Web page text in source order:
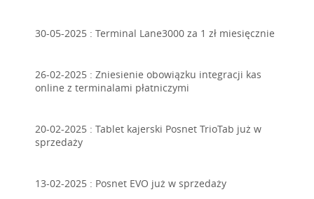
30-05-2025 : Terminal Lane3000 za 1 zł miesięcznie
26-02-2025 : Zniesienie obowiązku integracji kas
online z terminalami płatniczymi
20-02-2025 : Tablet kajerski Posnet TrioTab już w
sprzedaży
13-02-2025 : Posnet EVO już w sprzedaży